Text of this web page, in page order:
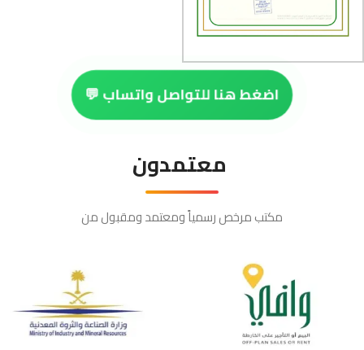
اضغط هنا للتواصل واتساب 💬
معتمدون
مكتب مرخص رسمياً ومعتمد ومقبول من